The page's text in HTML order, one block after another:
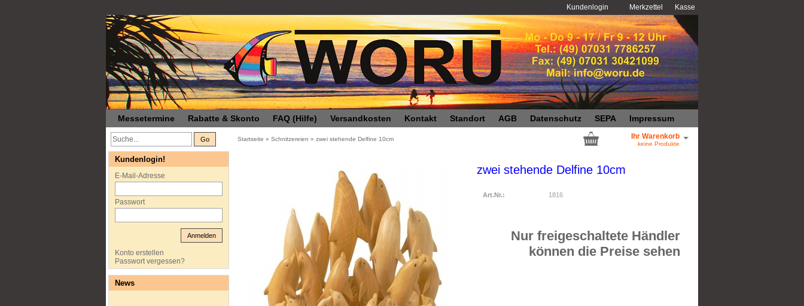
Kundenlogin Merkzettel Kasse
Messetermine Rabatte & Skonto FAQ (Hilfe) Versandkosten Kontakt Standort AGB Datenschutz SEPA Impressum
Go Startseite » Schnitzereien » zwei stehende Delfine 10cm Ihr Warenkorb
keine Produkte
zwei stehende Delfine 10cm
Art.Nr.: 1816
Nur freigeschaltete Händler
können die Preise sehen
Kundenlogin!
E-Mail-Adresse
Passwort
Anmelden
Konto erstellen
Passwort vergessen?
News